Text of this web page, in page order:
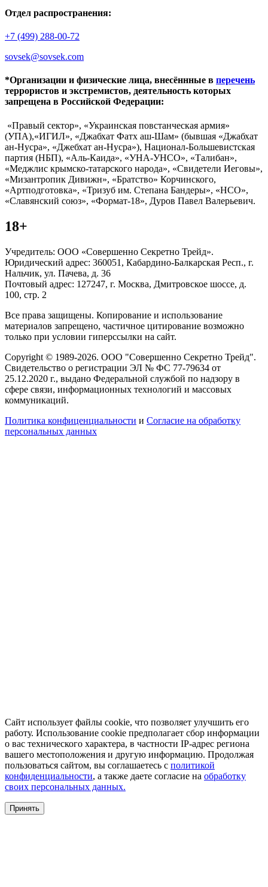
Отдел распространения:
+7 (499) 288-00-72
sovsek@sovsek.com
*Организации и физические лица, внесённные в перечень
террористов и экстремистов, деятельность которых
запрещена в Российской Федерации:
«Правый сектор», «Украинская повстанческая армия»
(УПА),«ИГИЛ», «Джабхат Фатх аш-Шам» (бывшая «Джабхат
ан-Нусра», «Джебхат ан-Нусра»), Национал-Большевистская
партия (НБП), «Аль-Каида», «УНА-УНСО», «Талибан»,
«Меджлис крымско-татарского народа», «Свидетели Иеговы»,
«Мизантропик Дивижн», «Братство» Корчинского,
«Артподготовка», «Тризуб им. Степана Бандеры», «НСО»,
«Славянский союз», «Формат-18», Дуров Павел Валерьевич.
18+
Учредитель: ООО «Совершенно Секретно Трейд».
Юридический адрес: 360051, Кабардино-Балкарская Респ., г.
Нальчик, ул. Пачева, д. 36
Почтовый адрес: 127247, г. Москва, Дмитровское шоссе, д.
100, стр. 2
Все права защищены. Копирование и использование
материалов запрещено, частичное цитирование возможно
только при условии гиперссылки на сайт.
Copyright © 1989-2026. ООО "Совершенно Секретно Трейд".
Свидетельство о регистрации ЭЛ № ФС 77-79634 от
25.12.2020 г., выдано Федеральной службой по надзору в
сфере связи, информационных технологий и массовых
коммуникаций.
Политика конфиценциальности и Согласие на обработку
персональных данных
Сайт использует файлы cookie, что позволяет улучшить его
работу. Использование cookie предполагает сбор информации
о вас технического характера, в частности IP-адрес региона
вашего местоположения и другую информацию. Продолжая
пользоваться сайтом, вы соглашаетесь с политикой
конфиденциальности, а также даете согласие на обработку
своих персональных данных.
Принять